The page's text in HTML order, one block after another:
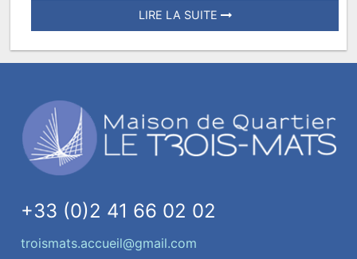
LIRE LA SUITE
Posté
août
2024
à
14:27.
par
+33 (0)2 41 66 02 02
troismats.accueil@gmail.com